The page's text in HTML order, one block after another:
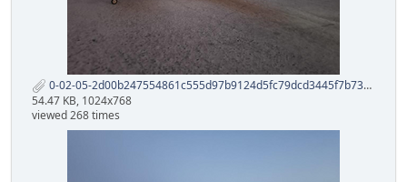
0-02-05-2d00b247554861c555d97b9124d5fc79dcd3445f7b73d2992699b1732456afe1_21d69260baf.jpg
54.47 KB, 1024x768
viewed 268 times